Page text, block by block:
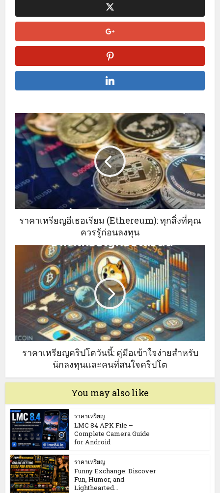
ราคาเหรียญอีเธอเรียม (Ethereum): ทุกสิ่งที่คุณ
ควรรู้ก่อนลงทุน
ราคาเหรียญคริปโตวันนี้: คู่มือเข้าใจง่ายสำหรับ
นักลงทุนและคนที่สนใจคริปโต
You may also like
ราคาเหรียญ
LMC 84 APK File –
Complete Camera Guide
for Android
ราคาเหรียญ
Funny Exchange: Discover
Fun, Humor, and
Lighthearted...